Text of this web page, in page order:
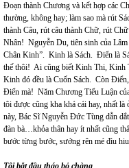
Đoạn thành Chương và kết hợp các
thường, không hay; làm sao mà rút
thành Câu, rút câu thành Chữ, rút
Nhân! Nguyễn Du, tiên sinh của
Chân Kinh”. Kinh là Sách. Điển là
thế thôi! Ai cũng biết Kinh Thi, Kinh
Kinh đó đều là Cuốn Sách. Còn
Điển mà! Năm Chương Tiểu Luận
tôi được cũng kha khá cái hay, nhất
này, Bác Sĩ Nguyễn Đức Tùng dẫn
đàn bà…khỏa thân hay ít nhất cũng
bước từng bước, sướng rên mé đìu
Tôi bắt đầu tháo bỏ chàng